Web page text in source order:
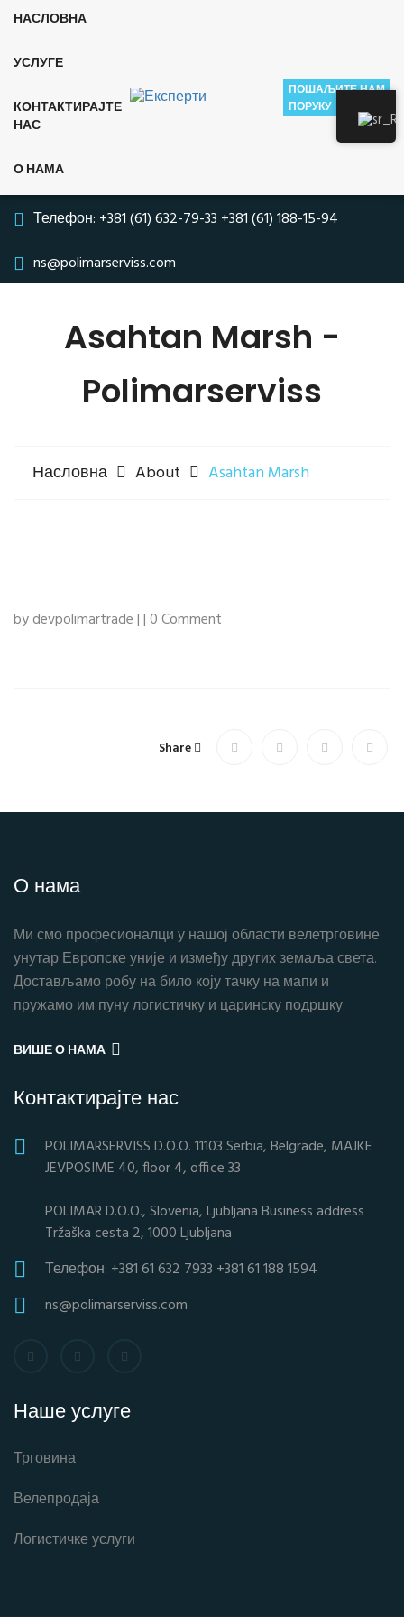
НАСЛОВНА
УСЛУГЕ
КОНТАКТИРАЈТЕ
НАС
О НАМА
ПОШАЉИТЕ НАМ
ПОРУКУ
Телефон: +381 (61) 632-79-33 +381 (61) 188-15-94
ns@polimarserviss.com
Asahtan Marsh -
Polimarserviss
Насловна About Asahtan Marsh
by devpolimartrade | | 0 Comment
Share
О нама
Ми смо професионалци у нашој области велетрговине
унутар Европске уније и између других земаља света.
Достављамо робу на било коју тачку на мапи и
пружамо им пуну логистичку и царинску подршку.
ВИШЕ О НАМА
Контактирајте нас
POLIMARSERVISS D.O.O. 11103 Serbia, Belgrade, MAJKE
JEVPOSIME 40, floor 4, office 33
POLIMAR D.O.O., Slovenia, Ljubljana Business address
Tržaška cesta 2, 1000 Ljubljana
Телефон: +381 61 632 7933 +381 61 188 1594
ns@polimarserviss.com
Наше услуге
Трговина
Велепродаја
Логистичке услуги